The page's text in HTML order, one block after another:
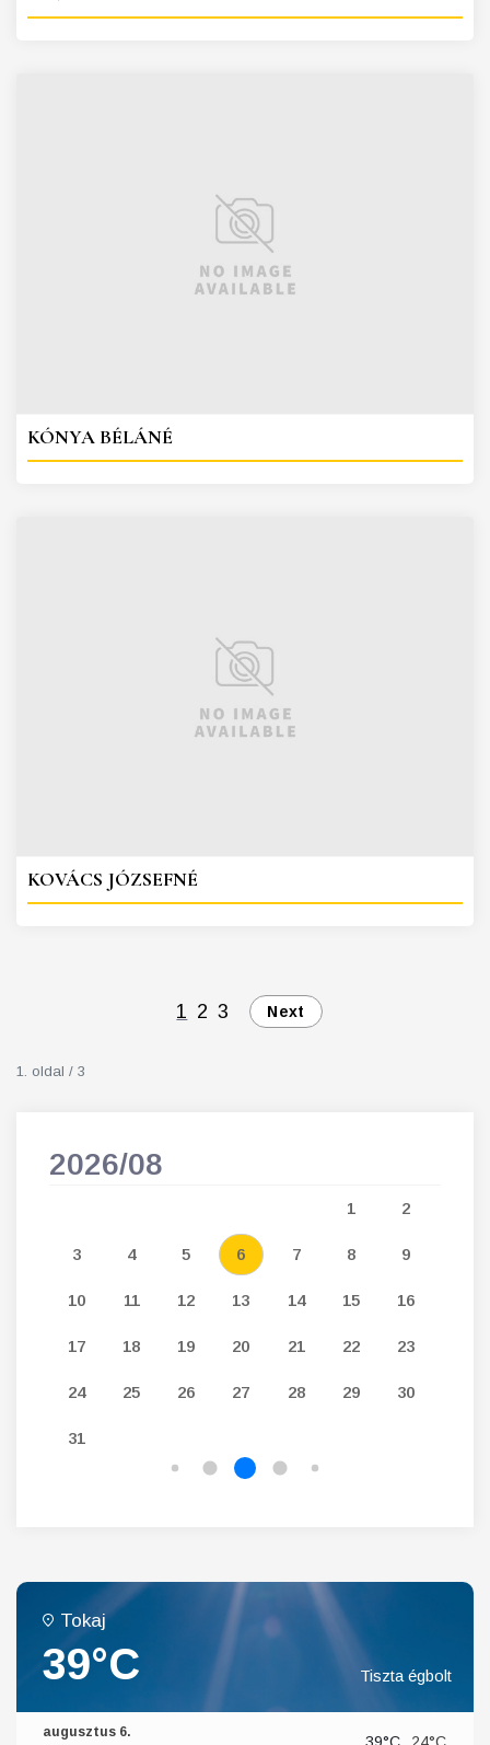
KÓNYA BÉLÁNÉ
KOVÁCS JÓZSEFNÉ
1 2 3 Next
1. oldal / 3
2026/08
1 2
3 4 5 6 7 8 9
10 11 12 13 14 15 16
17 18 19 20 21 22 23
24 25 26 27 28 29 30
31
Tokaj
39°C Tiszta égbolt
augusztus 6.